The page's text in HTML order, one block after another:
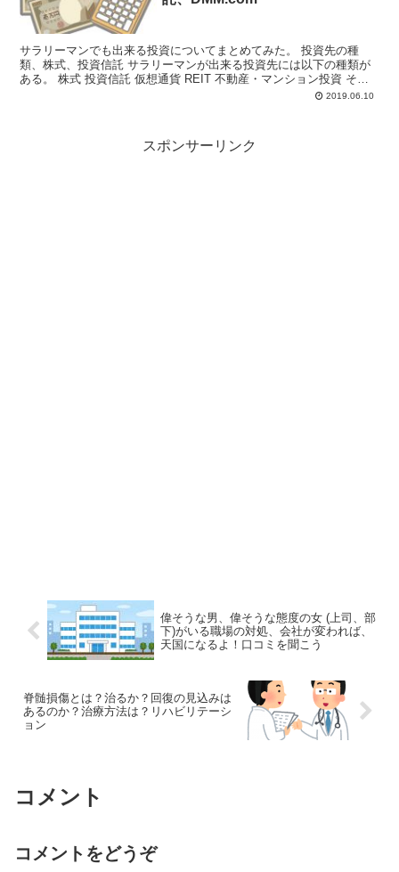
サラリーマンでも出来る投資についてまとめてみた。 投資先の種
類、株式、投資信託 サラリーマンが出来る投資先には以下の種類が
ある。 株式 投資信託 仮想通貨 REIT 不動産・マンション投資 それ
2019.06.10
スポンサーリンク
偉そうな男、偉そうな態度の女 (上司、部
下)がいる職場の対処、会社が変われば、
天国になるよ！口コミを聞こう
脊髄損傷とは？治るか？回復の見込みは
あるのか？治療方法は？リハビリテーシ
ョン
コメント
コメントをどうぞ